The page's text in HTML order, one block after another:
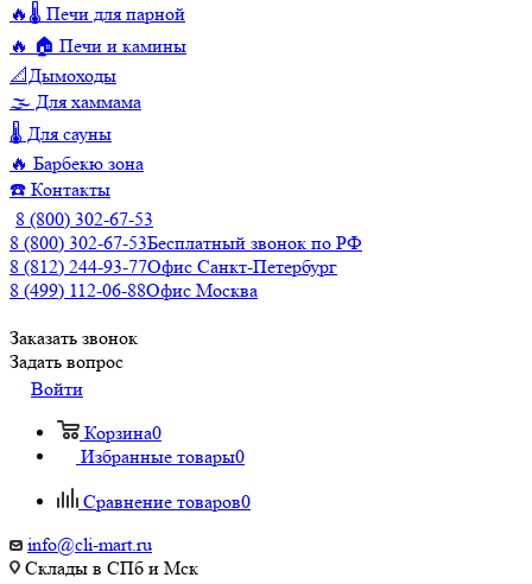
🔥🌡️ Печи для парной
🔥 🏠 Печи и камины
📐Дымоходы
🌫️ Для хаммама
🌡️ Для сауны
🔥 Барбекю зона
☎️ Контакты
8 (800) 302-67-53
8 (800) 302-67-53Бесплатный звонок по РФ
8 (812) 244-93-77Офис Санкт-Петербург
8 (499) 112-06-88Офис Москва
Заказать звонок
Задать вопрос
Войти
Корзина0
Избранные товары0
Сравнение товаров0
info@cli-mart.ru
Склады в СПб и Мск